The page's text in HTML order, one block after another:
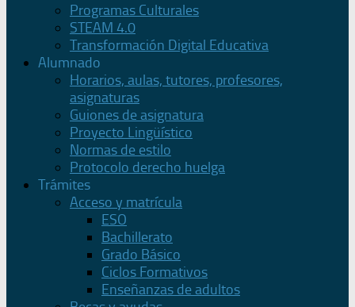
Programas Culturales
STEAM 4.0
Transformación Digital Educativa
Alumnado
Horarios, aulas, tutores, profesores,
asignaturas
Guiones de asignatura
Proyecto Lingüístico
Normas de estilo
Protocolo derecho huelga
Trámites
Acceso y matrícula
ESO
Bachillerato
Grado Básico
Ciclos Formativos
Enseñanzas de adultos